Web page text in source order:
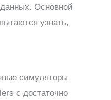
Основной
узнать,
симуляторы
с достаточно